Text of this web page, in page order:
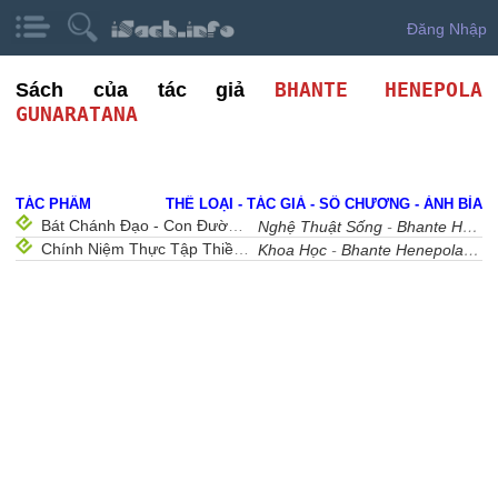
Đăng Nhập
Sách của tác giả BHANTE HENEPOLA
GUNARATANA
TÁC PHẨM THỂ LOẠI - TÁC GIẢ - SỐ CHƯƠNG - ẢNH BÌA
Bát Chánh Đạo - Con Đường Đến Hạnh Phúc Nghệ Thuật Sống -Bhante Henepola Gunaratana
Chính Niệm Thực Tập Thiền Quán
Khoa Học -Bhante Henepola Gunaratana